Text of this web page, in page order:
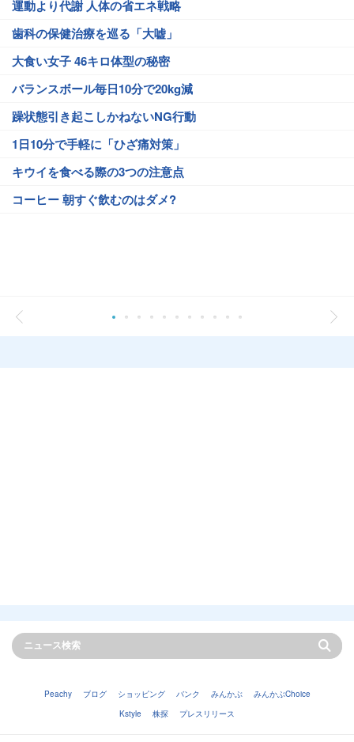
運動より代謝 人体の省エネ戦略
歯科の保健治療を巡る「大嘘」
大食い女子 46キロ体型の秘密
バランスボール毎日10分で20kg減
躁状態引き起こしかねないNG行動
1日10分で手軽に「ひざ痛対策」
キウイを食べる際の3つの注意点
コーヒー 朝すぐ飲むのはダメ?
Peachy ブログ ショッピング バンク みんかぶ
みんかぶChoice
Kstyle
株探 プレスリリース